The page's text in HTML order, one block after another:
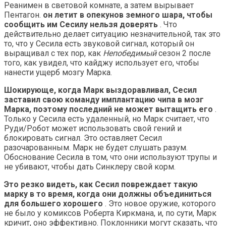
Реанимен в световой комнате, а затем вырывает
Пентагон. он летит в опекунов земного шара, чтобы
сообщить им Сесилу нельзя доверять . Что
действительно делает ситуацию незначительной, так это
то, что у Сесила есть звуковой сигнал, который он
выращивал с тех пор, как Непобедимыйсезон 2 после
того, как увидел, что кайджу использует его, чтобы
нанести ущерб мозгу Марка.
Шокирующе, когда Марк выздоравливал, Сесил
заставил свою команду имплантацию чипа в мозг
Марка, поэтому последний не может вытащить его .
Только у Сесила есть удаленный, но Марк считает, что
Руди/Робот может использовать свой гений и
блокировать сигнал. Это оставляет Сесил
разочарованным. Марк не будет слушать разум.
Обоснование Сесила в том, что они используют трупы и
не убивают, чтобы дать Синклеру свой корм.
Это резко видеть, как Сесил повреждает такую ​​
марку в то время, когда они должны объединиться
для большего хорошего . Это новое оружие, которого
не было у комиксов Роберта Киркмана, и, по сути, Марк
кричит, оно эффективно. Поклонники могут сказать, что